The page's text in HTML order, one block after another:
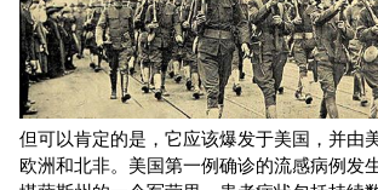
但可以肯定的是，它应该爆发于美国，并由
欧洲和北非。美国第一例确诊的流感病例发